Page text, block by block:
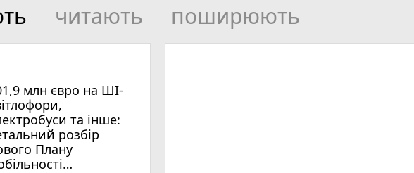
читають поширюють
млн євро на ШІ-
та інше:
розбір
Плану